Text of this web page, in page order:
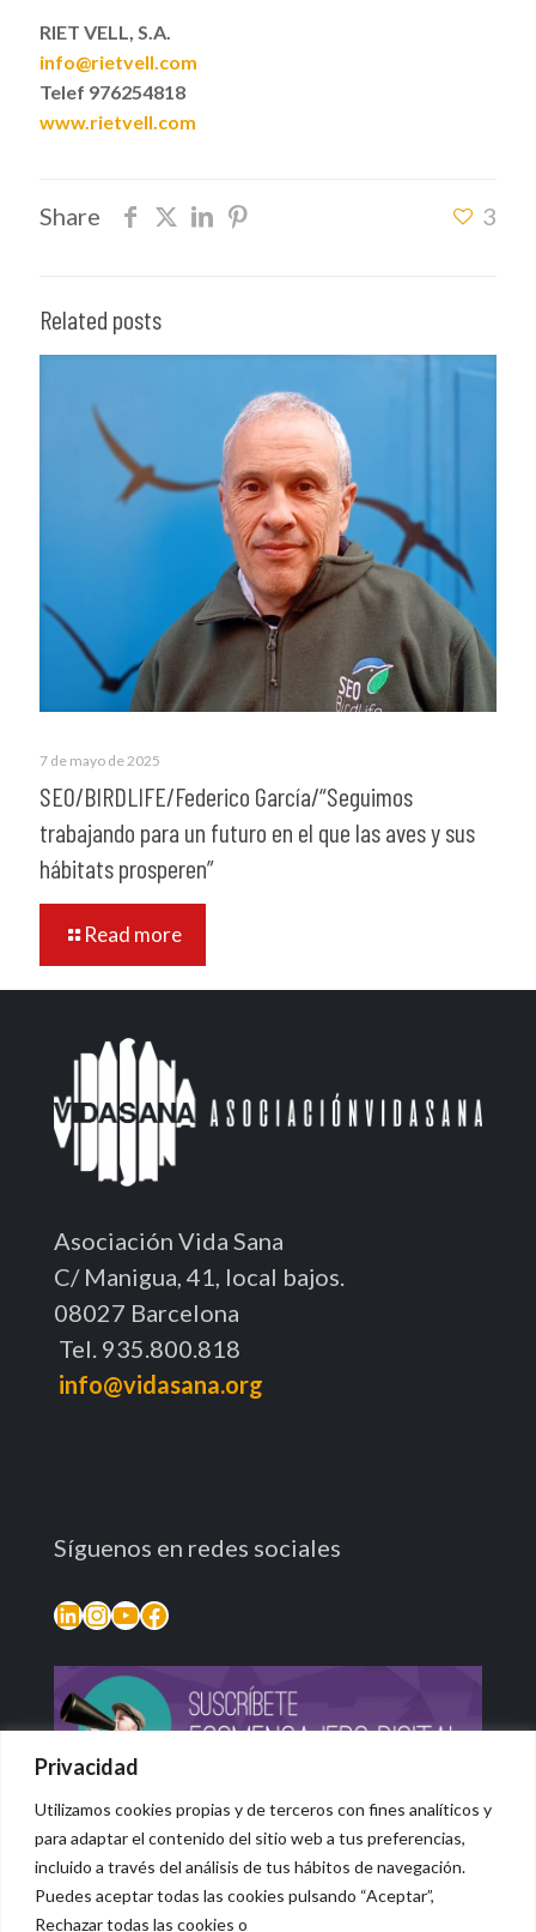
Privacidad
Utilizamos cookies propias y de terceros con fines analíticos y
para adaptar el contenido del sitio web a tus preferencias,
incluido a través del análisis de tus hábitos de navegación.
Puedes aceptar todas las cookies pulsando “Aceptar”,
Rechazar todas las cookies o
RIET VELL, S.A.
info@rietvell.com
Telef 976254818
www.rietvell.com
Share 3
Related posts
7 de mayo de 2025
SEO/BIRDLIFE/Federico García/“Seguimos
trabajando para un futuro en el que las aves y sus
hábitats prosperen”
Read more
Asociación Vida Sana
C/ Manigua, 41, local bajos.
08027 Barcelona
Tel. 935.800.818
info@vidasana.org
Síguenos en redes sociales
LinkedIn
Instagram
YouTube
Facebook